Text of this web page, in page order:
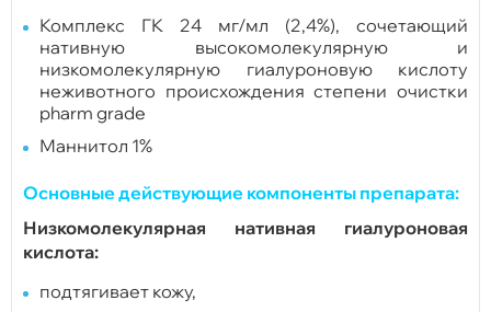
Комплекс ГК 24 мг/мл (2,4%), сочетающий
нативную высокомолекулярную и
низкомолекулярную гиалуроновую кислоту
неживотного происхождения степени очистки
pharm grade
Маннитол 1%
Основные действующие компоненты препарата:
Низкомолекулярная нативная гиалуроновая
кислота:
подтягивает кожу,